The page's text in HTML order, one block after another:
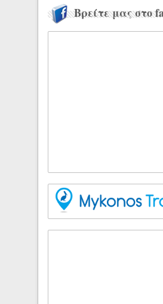
Βρείτε μας στο